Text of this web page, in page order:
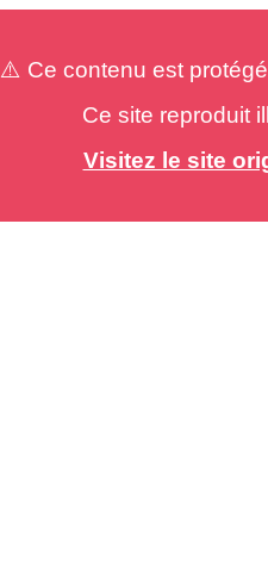
⚠️ Ce contenu est
Ce site reproduit
Visitez le site